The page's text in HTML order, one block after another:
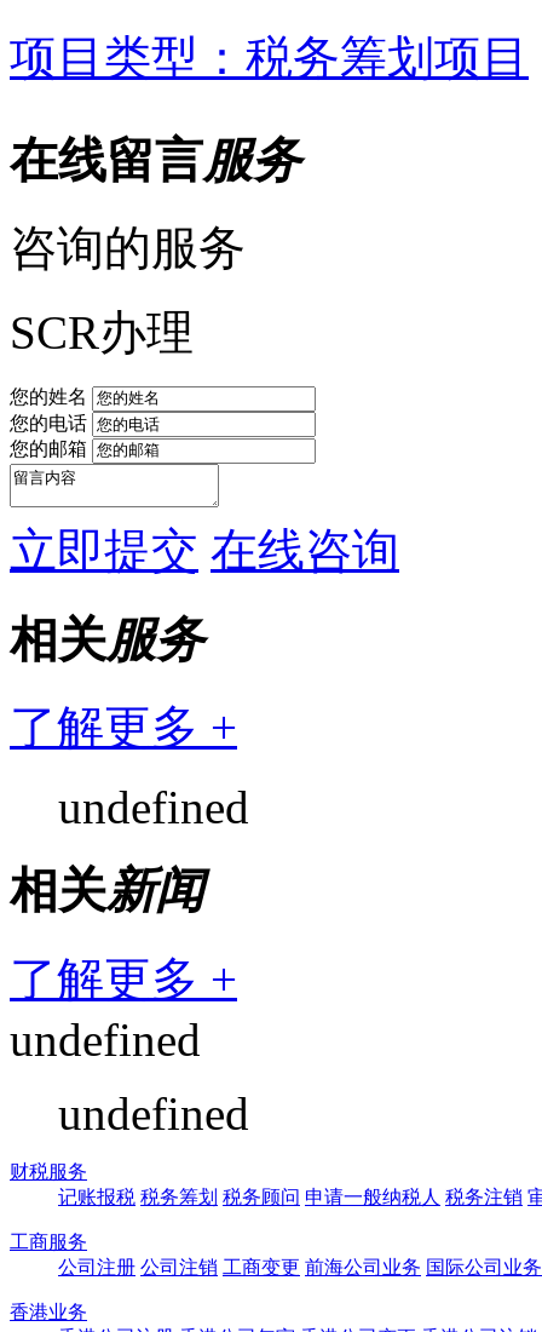
项目类型：税务筹划项目
在线留言服务
咨询的服务
SCR办理
您的姓名
您的电话
您的邮箱
立即提交 在线咨询
相关服务
了解更多 +
undefined
相关新闻
了解更多 +
undefined
undefined
财税服务
记账报税 税务筹划 税务顾问 申请一般纳税人 税务注销
工商服务
公司注册 公司注销 工商变更 前海公司业务 国际公司业务
香港业务